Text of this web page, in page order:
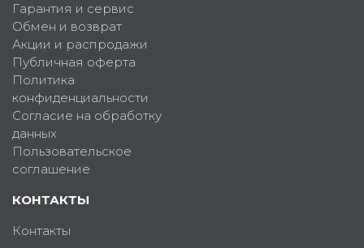
Гарантия и сервис
Обмен и возврат
Акции и распродажи
Публичная оферта
Политика
конфиденциальности
Согласие на обработку
данных
Пользовательское
соглашение
КОНТАКТЫ
Контакты